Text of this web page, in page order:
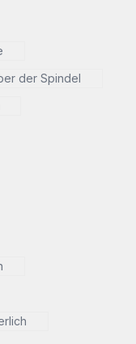
der Spindel